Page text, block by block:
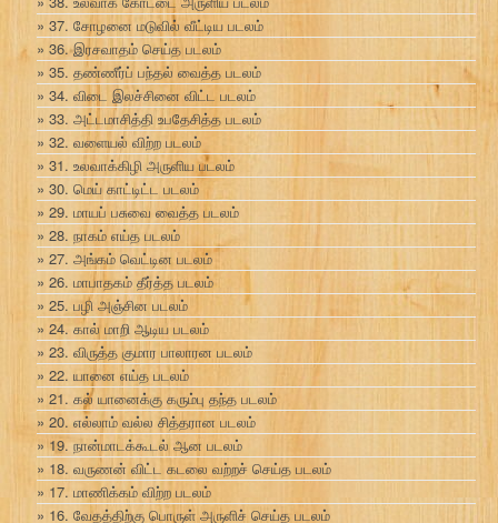
37. சோழனை மடுவில் வீட்டிய படலம்
36. இரசவாதம் செய்த படலம்
35. தண்ணீர்ப் பந்தல் வைத்த படலம்
34. விடை இலச்சினை விட்ட படலம்
33. அட்டமாசித்தி உபதேசித்த படலம்
32. வளையல் விற்ற படலம்
31. உலவாக்கிழி அருளிய படலம்
30. மெய் காட்டிட்ட படலம்
29. மாயப் பசுவை வைத்த படலம்
28. நாகம் எய்த படலம்
27. அங்கம் வெட்டின படலம்
26. மாபாதகம் தீர்த்த படலம்
25. பழி அஞ்சின படலம்
24. கால் மாறி ஆடிய படலம்
23. விருத்த குமார பாலாரன படலம்
22. யானை எய்த படலம்
21. கல் யானைக்கு கரும்பு தந்த படலம்
20. எல்லாம் வல்ல சித்தரான படலம்
19. நான்மாடக்கூடல் ஆன படலம்
18. வருணன் விட்ட கடலை வற்றச் செய்த படலம்
17. மாணிக்கம் விற்ற படலம்
16. வேதத்திற்கு பொருள் அருளிச் செய்த படலம்